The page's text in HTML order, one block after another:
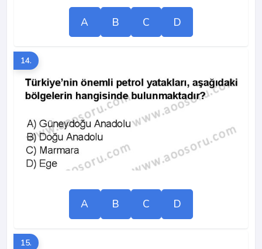
A B C D
14.
A B C D
15.